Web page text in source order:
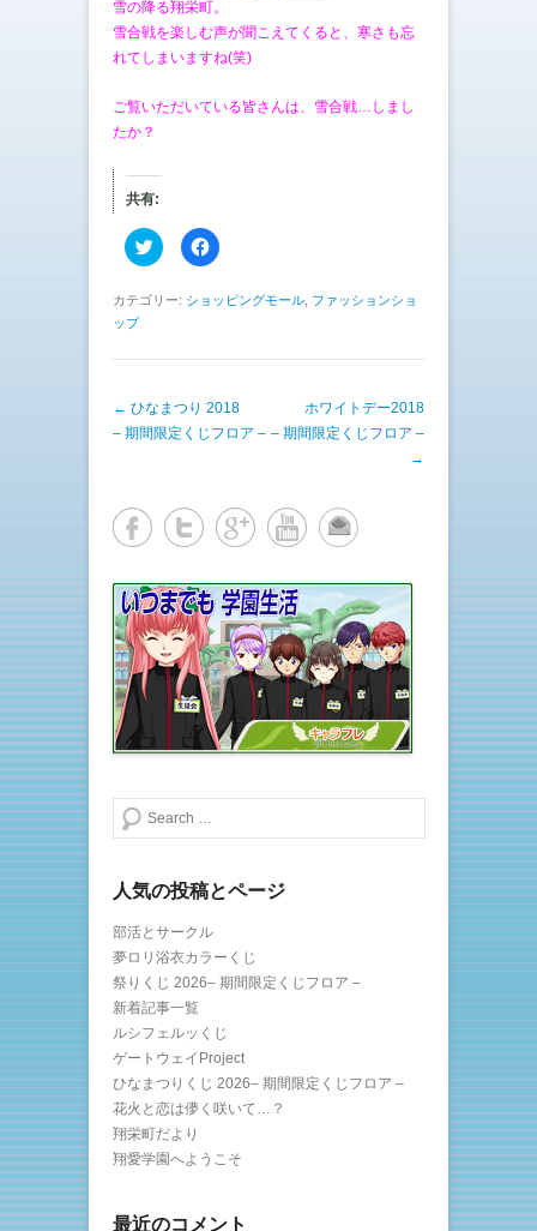
雪の降る翔栄町。
雪合戦を楽しむ声が聞こえてくると、寒さも忘
れてしまいますね(笑)
ご覧いただいている皆さんは、雪合戦…しまし
たか？
共有:
ク
リ
し
i
e
r
で
共
い
ウ
ィ
ウ
で
開
き
ま
す
)
F
a
b
で
す
る
に
は
し
て
く
い
(
新
し
い
ウ
ィ
ン
ド
ウ
で
開
き
)
カテゴリー: ショッピングモール ファッションショ
ップ
投稿ナビゲーション
← ひなまつり 2018
– 期間限定くじフロア –
ホワイトデー2018
– 期間限定くじフロア –
→
検索する
人気の投稿とページ
部活とサークル
夢ロリ浴衣カラーくじ
祭りくじ 2026– 期間限定くじフロア –
新着記事一覧
ルシフェルッくじ
ゲートウェイProject
ひなまつりくじ 2026– 期間限定くじフロア –
花火と恋は儚く咲いて…？
翔栄町だより
翔愛学園へようこそ
最近のコメント